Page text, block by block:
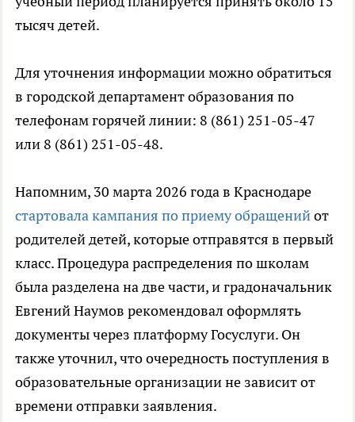
тысяч детей.
Для уточнения информации можно обратиться
в городской департамент образования по
телефонам горячей линии: 8 (861) 251-05-47
или 8 (861) 251-05-48.
Напомним, 30 марта 2026 года в Краснодаре
стартовала кампания по приему обращенийот
родителей детей, которые отправятся в первый
класс. Процедура распределения по школам
была разделена на две части, и градоначальник
Евгений Наумов рекомендовал оформлять
документы через платформу Госуслуги. Он
также уточнил, что очередность поступления в
образовательные организации не зависит от
времени отправки заявления.